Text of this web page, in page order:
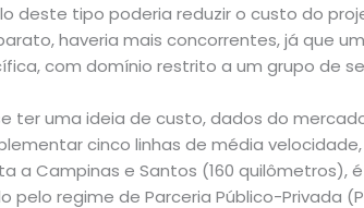
deste tipo poderia reduzir o custo do
haveria mais concorrentes, já que
com domínio restrito a um grupo de
ter uma ideia de custo, dados do
cinco linhas de média
a Campinas e Santos (160 quilômetros),
pelo regime de Parceria Público-Privada